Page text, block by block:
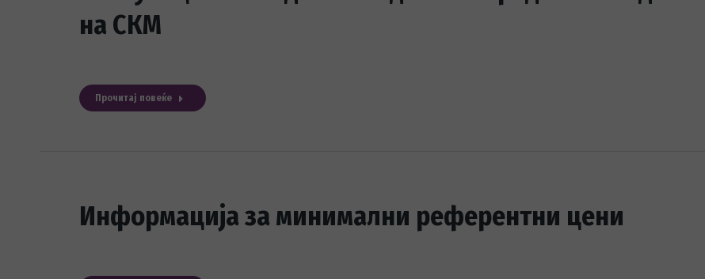
на СКМ
Прочитај повеќе
Информација за минимални референтни цени